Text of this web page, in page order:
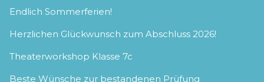
Endlich Sommerferien!
Herzlichen Glückwunsch zum Abschluss 2026!
Theaterworkshop Klasse 7c
Beste Wünsche zur bestandenen Prüfung